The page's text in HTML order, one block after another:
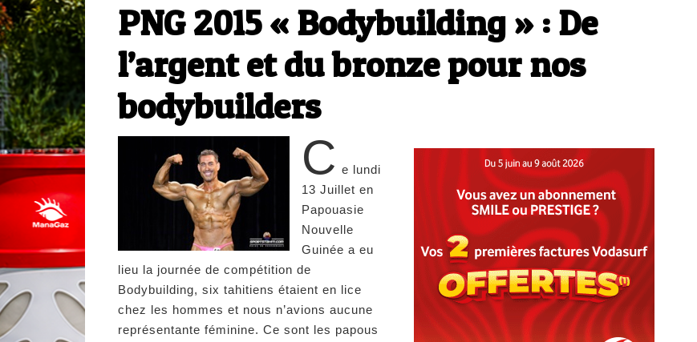
PNG 2015 « Bodybuilding » : De
l’argent et du bronze pour nos
bodybuilders
C e lundi
13 Juillet en
Papouasie
Nouvelle
Guinée a eu
lieu la journée de compétition de
Bodybuilding, six tahitiens étaient en lice
chez les hommes et nous n’avions aucune
représentante féminine. Ce sont les papous